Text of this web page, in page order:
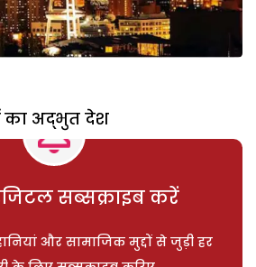
का अद्भुत देश
सब्सक्राइब करें
और सामाजिक मुद्दों से जुड़ी हर